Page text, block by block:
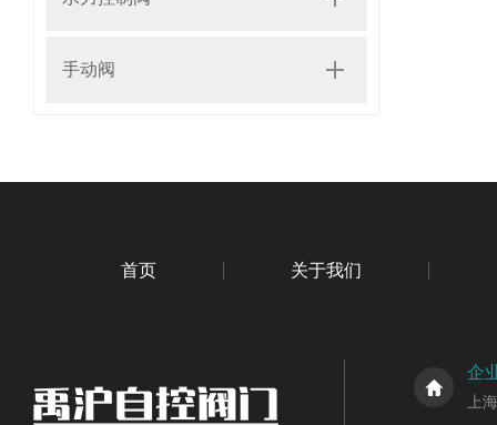
手动阀
首页 关于我们
企
上